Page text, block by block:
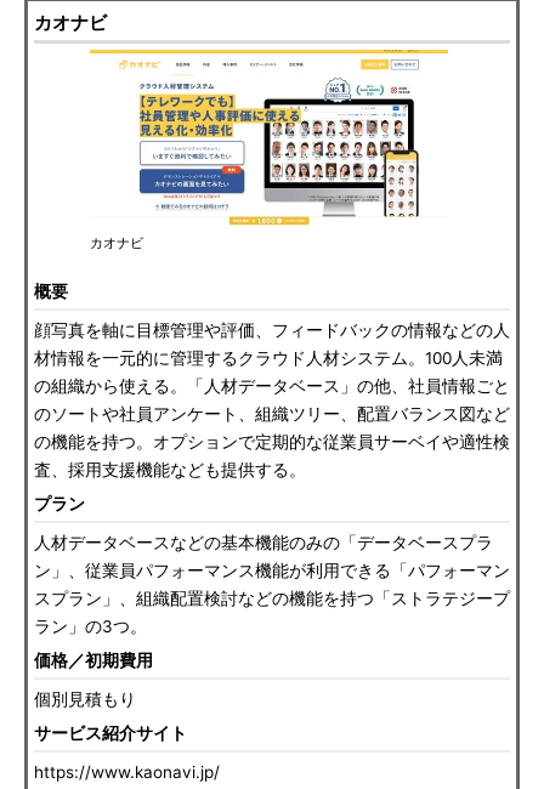
カオナビ
カオナビ
概要
顔写真を軸に目標管理や評価、フィードバックの情報などの人
材情報を一元的に管理するクラウド人材システム。100人未満
の組織から使える。「人材データベース」の他、社員情報ごと
のソートや社員アンケート、組織ツリー、配置バランス図など
の機能を持つ。オプションで定期的な従業員サーベイや適性検
査、採用支援機能なども提供する。
プラン
人材データベースなどの基本機能のみの「データベースプラ
ン」、従業員パフォーマンス機能が利用できる「パフォーマン
スプラン」、組織配置検討などの機能を持つ「ストラテジープ
ラン」の3つ。
価格／初期費用
個別見積もり
サービス紹介サイト
https://www.kaonavi.jp/